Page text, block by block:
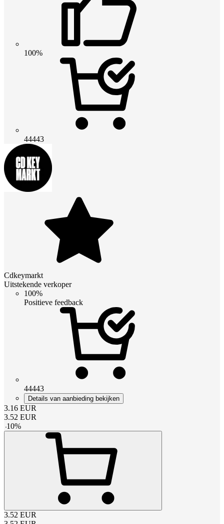
100%
44443
Cdkeymarkt
Uitstekende verkoper
100%
Positieve feedback
44443
Details van aanbieding bekijken
3.16 EUR
3.52 EUR
-10%
3.52 EUR